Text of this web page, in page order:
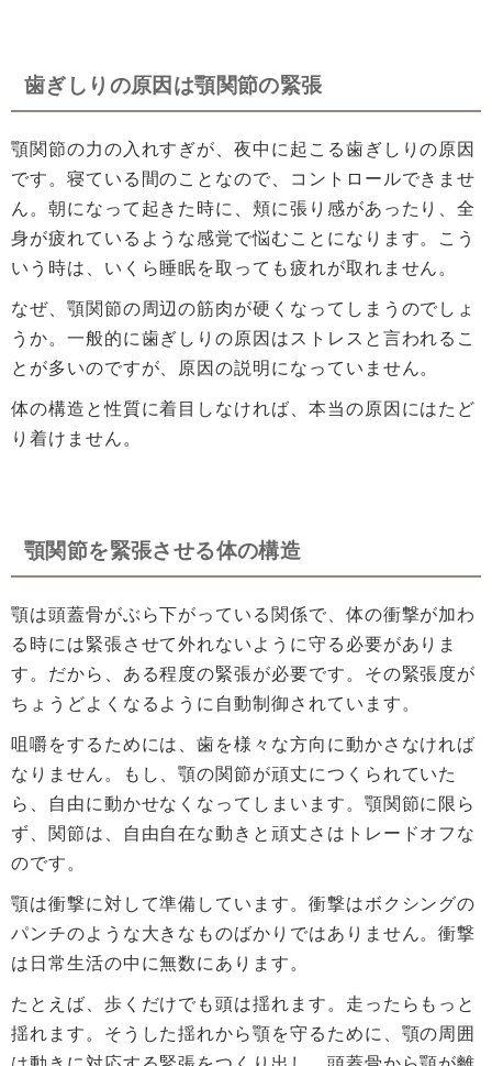
歯ぎしりの原因は顎関節の緊張
顎関節の力の入れすぎが、夜中に起こる歯ぎしりの原因
です。寝ている間のことなので、コントロールできませ
ん。朝になって起きた時に、頬に張り感があったり、全
身が疲れているような感覚で悩むことになります。こう
いう時は、いくら睡眠を取っても疲れが取れません。
なぜ、顎関節の周辺の筋肉が硬くなってしまうのでしょ
うか。一般的に歯ぎしりの原因はストレスと言われるこ
とが多いのですが、原因の説明になっていません。
体の構造と性質に着目しなければ、本当の原因にはたど
り着けません。
顎関節を緊張させる体の構造
顎は頭蓋骨がぶら下がっている関係で、体の衝撃が加わ
る時には緊張させて外れないように守る必要がありま
す。だから、ある程度の緊張が必要です。その緊張度が
ちょうどよくなるように自動制御されています。
咀嚼をするためには、歯を様々な方向に動かさなければ
なりません。もし、顎の関節が頑丈につくられていた
ら、自由に動かせなくなってしまいます。顎関節に限ら
ず、関節は、自由自在な動きと頑丈さはトレードオフな
のです。
顎は衝撃に対して準備しています。衝撃はボクシングの
パンチのような大きなものばかりではありません。衝撃
は日常生活の中に無数にあります。
たとえば、歩くだけでも頭は揺れます。走ったらもっと
揺れます。そうした揺れから顎を守るために、顎の周囲